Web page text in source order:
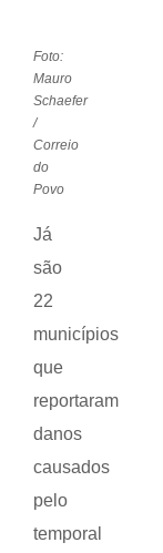
Foto:
Mauro
Schaefer
/
Correio
do
Povo
Já
são
22
municípios
que
reportaram
danos
causados
pelo
temporal